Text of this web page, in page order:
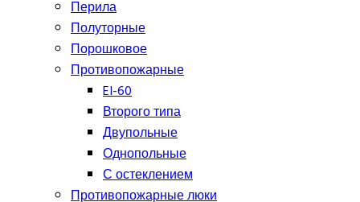
Перила
Полуторные
Порошковое
Противопожарные
EI-60
Второго типа
Двупольные
Однопольные
С остеклением
Противопожарные люки